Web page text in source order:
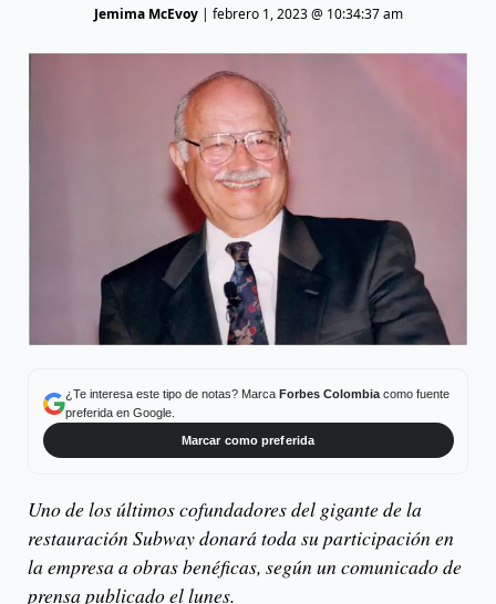
Jemima McEvoy| febrero 1, 2023 @ 10:34:37 am
¿Te interesa este tipo de notas? Marca Forbes Colombiacomo fuente
preferida en Google.
Marcar como preferida
Uno de los últimos cofundadores del gigante de la
restauración Subway donará toda su participación en
la empresa a obras benéficas, según un comunicado de
prensa publicado el lunes.